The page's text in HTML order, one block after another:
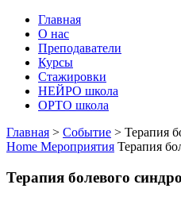
Главная
О нас
Преподаватели
Курсы
Стажировки
НЕЙРО школа
ОРТО школа
Главная > Событие > Терапия
Home Мероприятия Терапия
Терапия болевого